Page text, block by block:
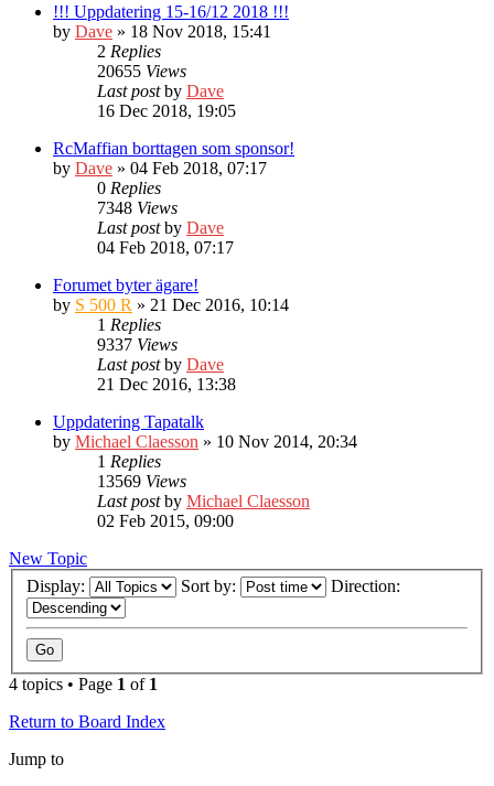
!!! Uppdatering 15-16/12 2018 !!!
by Dave » 18 Nov 2018, 15:41
2 Replies
20655 Views
Last postby Dave
16 Dec 2018, 19:05
RcMaffian borttagen som sponsor!
by Dave » 04 Feb 2018, 07:17
0 Replies
7348 Views
Last postby Dave
04 Feb 2018, 07:17
Forumet byter ägare!
by S 500 R » 21 Dec 2016, 10:14
1 Replies
9337 Views
Last postby Dave
21 Dec 2016, 13:38
Uppdatering Tapatalk
by Michael Claesson » 10 Nov 2014, 20:34
1 Replies
13569 Views
Last postby Michael Claesson
02 Feb 2015, 09:00
New Topic
Display:
Sort by: Direction:
4 topics • Page 1 of 1
Return to Board Index
Jump to